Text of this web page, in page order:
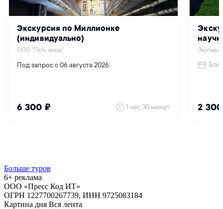
Больше туров
6+ реклама
ООО «Пресс Код ИТ»
ОГРН 1227700267739, ИНН 9725083184
Картина дня Вся лента